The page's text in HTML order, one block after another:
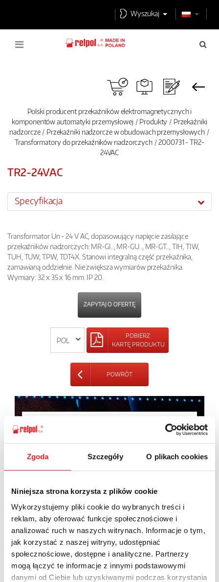
Zgoda Szczegóły O plikach cookies
Niniejsza strona korzysta z plików cookie
Wykorzystujemy pliki cookie do wybranych treści i
reklam, aby oferować funkcje społecznościowe i
analizować ruch w naszych witrynach. Informacje o tym,
jak korzystać z naszej witryny, udostępniać
społecznościowe, dostępne i analityczne. Partnerzy
mogą łączyć te informacje z innymi podstawowymi
danymi od Ciebie lub uzyskiwanymi podczas korzystania
Wyszukaj
Polski producent przekaźników elektromagnetycznych i
komponentów automatyki przemysłowej
Produkty
Przekaźniki
nadzorcze
Przekaźniki nadzorcze w obudowach przemysłowych
Transformatory do przekaźników nadzorczych
2000731 - TR2-
24VAC
TR2-24VAC
Specyfikacja
Transformator Un - 24 V AC, dopasowujący napięcie zasilające
przekaźników nadzorczych: MR-GI.., MR-GU.., MR-GT.., TIH, TIW,
TUH, TUW, TPW, TDT4X. Stanowi integralną część przekaźnika,
zamawianą oddzielnie. Nie zwiększa wymiarów przekaźnika.
Wymiary: 32 x 35 x 16 mm. IP 20.
ZAPYTAJ O OFERTĘ
POBIERZ
KARTĘ PRODUKTU
POWRÓT
Zapytaj o szczegóły oferty
Imię i nazwisko: *
Adres e-mail: *
Nazwa firmy:
Numer telefonu: